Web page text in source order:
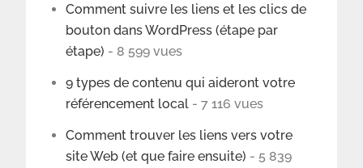
Comment suivre les liens et les clics de
bouton dans WordPress (étape par
étape) - 8 599 vues
9 types de contenu qui aideront votre
référencement local - 7 116 vues
Comment trouver les liens vers votre
site Web (et que faire ensuite) - 5 839